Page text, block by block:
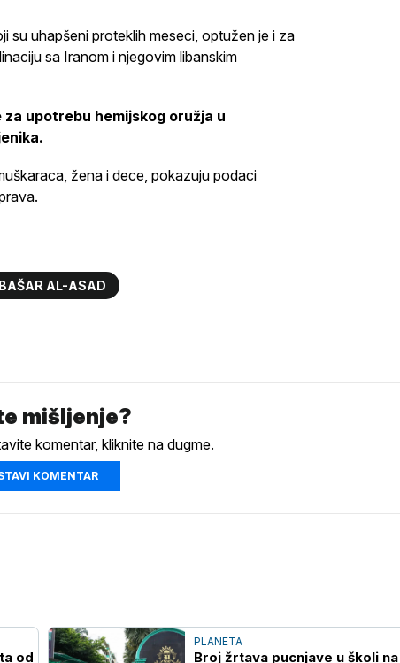
su uhapšeni proteklih meseci, optužen je i za
sa Iranom i njegovim libanskim
upotrebu hemijskog oružja u
žena i dece, pokazuju podaci
BAŠAR AL-ASAD
mišljenje?
komentar, kliknite na dugme.
KOMENTAR
od
PLANETA
Broj žrtava pucnjave u školi na